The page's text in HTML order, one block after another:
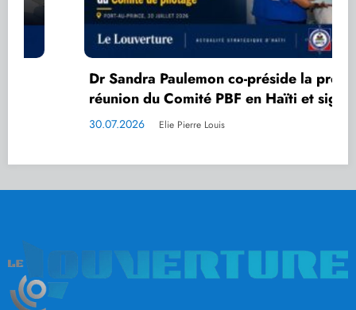
Dr Sandra Paulemon co-préside la première
réunion du Comité PBF en Haïti et signe le
mémorandum du Comité de pilotage
Elie Pierre Louis